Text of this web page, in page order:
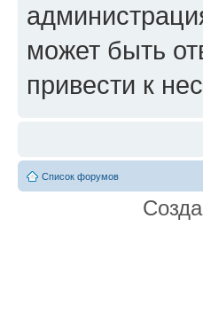
может быть
привести к
Список форумов